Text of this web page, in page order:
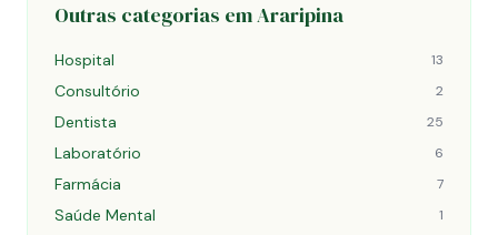
Outras categorias em Araripina
Hospital 13
Consultório 2
Dentista 25
Laboratório 6
Farmácia 7
Saúde Mental 1